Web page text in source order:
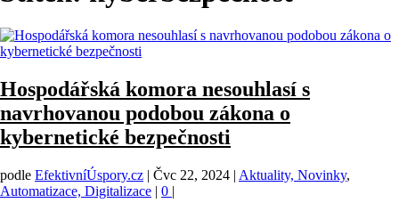
Hospodářská komora nesouhlasí s
navrhovanou podobou zákona o
kybernetické bezpečnosti
podle EfektivníÚspory.cz | Čvc 22, 2024 | Aktuality, Novinky,
Automatizace, Digitalizace | 0 |